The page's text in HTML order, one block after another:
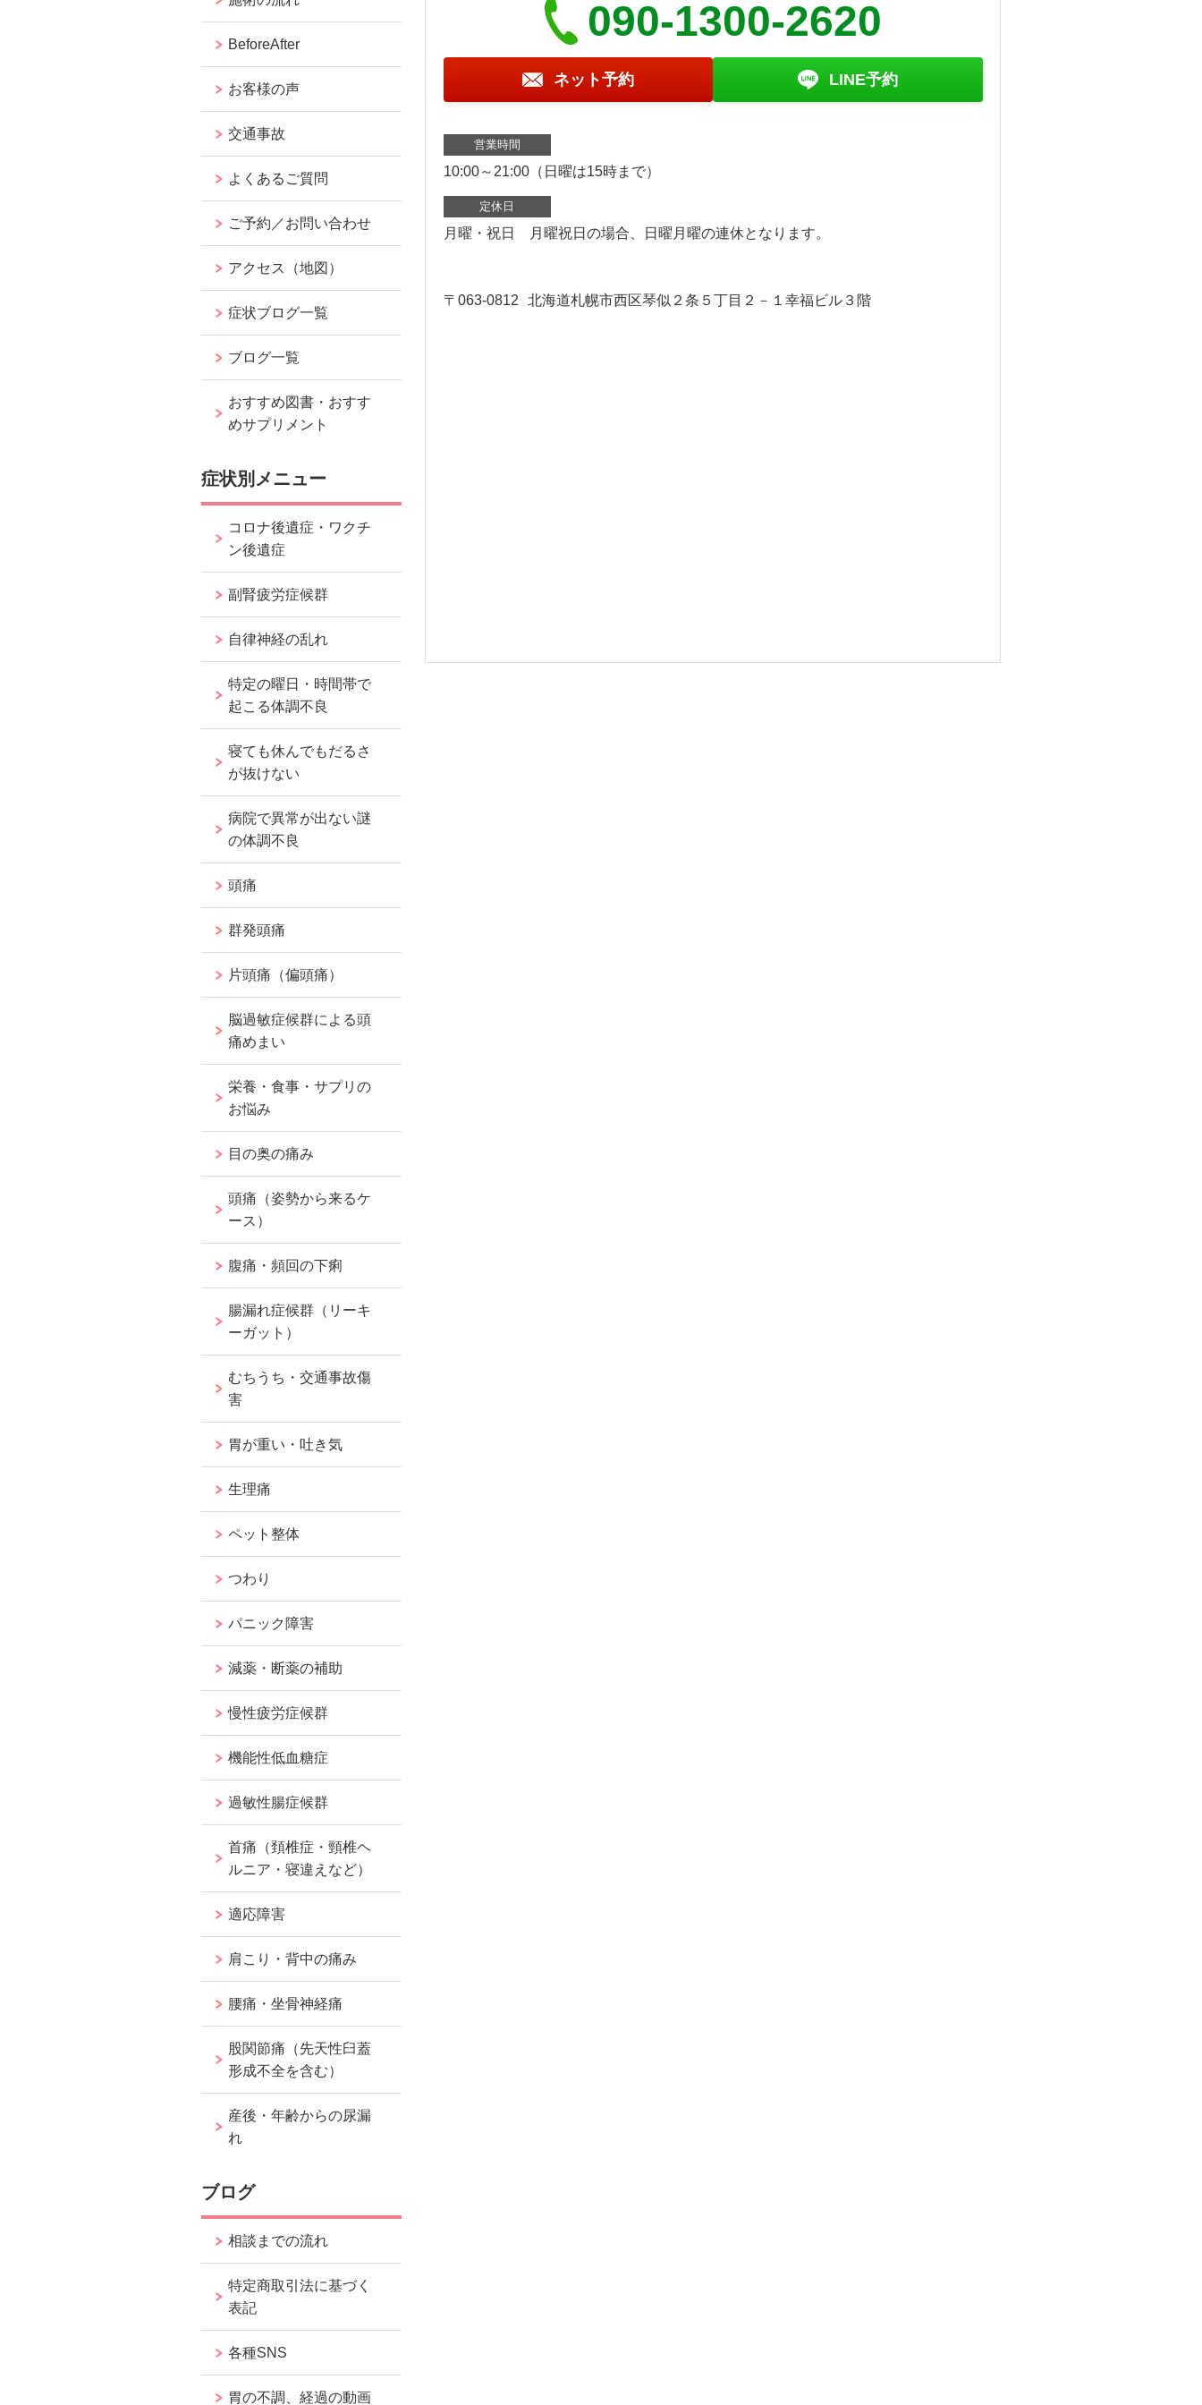
090-1300-2620
ネット予約 LINE予約
営業時間
10:00～21:00（日曜は15時まで）
定休日
月曜・祝日 月曜祝日の場合、日曜月曜の連休となります。
〒063-0812 北海道札幌市西区琴似２条５丁目２－１幸福ビル３階
BeforeAfter
お客様の声
交通事故
よくあるご質問
ご予約／お問い合わせ
アクセス（地図）
症状ブログ一覧
ブログ一覧
おすすめ図書・おすす
めサプリメント
症状別メニュー
コロナ後遺症・ワクチ
ン後遺症
副腎疲労症候群
自律神経の乱れ
特定の曜日・時間帯で
起こる体調不良
寝ても休んでもだるさ
が抜けない
病院で異常が出ない謎
の体調不良
頭痛
群発頭痛
片頭痛（偏頭痛）
脳過敏症候群による頭
痛めまい
栄養・食事・サプリの
お悩み
目の奥の痛み
頭痛（姿勢から来るケ
ース）
腹痛・頻回の下痢
腸漏れ症候群（リーキ
ーガット）
むちうち・交通事故傷
害
胃が重い・吐き気
生理痛
ペット整体
つわり
パニック障害
減薬・断薬の補助
慢性疲労症候群
機能性低血糖症
過敏性腸症候群
首痛（頚椎症・頸椎ヘ
ルニア・寝違えなど）
適応障害
肩こり・背中の痛み
腰痛・坐骨神経痛
股関節痛（先天性臼蓋
形成不全を含む）
産後・年齢からの尿漏
れ
ブログ
相談までの流れ
特定商取引法に基づく
表記
各種SNS
胃の不調、経過の動画